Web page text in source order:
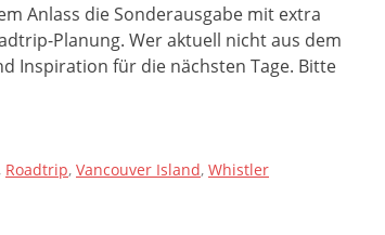
Anlass die Sonderausgabe mit extra
Planung. Wer aktuell nicht aus dem
Inspiration für die nächsten Tage. Bitte
, Roadtrip, Vancouver Island, Whistler